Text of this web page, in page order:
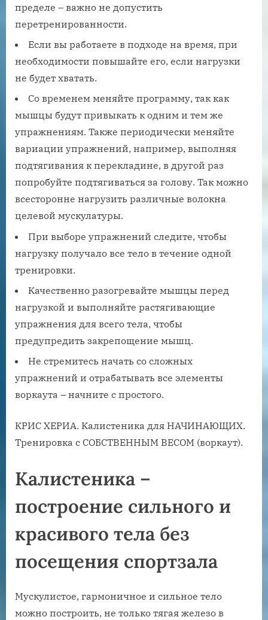
пределе – важно не допустить
перетренированности.
Если вы работаете в подходе на время, при
необходимости повышайте его, если нагрузки
не будет хватать.
Со временем меняйте программу, так как
мышцы будут привыкать к одним и тем же
упражнениям. Также периодически меняйте
вариации упражнений, например, выполняя
подтягивания к перекладине, в другой раз
попробуйте подтягиваться за голову. Так можно
всесторонне нагрузить различные волокна
целевой мускулатуры.
При выборе упражнений следите, чтобы
нагрузку получало все тело в течение одной
тренировки.
Качественно разогревайте мышцы перед
нагрузкой и выполняйте растягивающие
упражнения для всего тела, чтобы
предупредить закрепощение мышц.
Не стремитесь начать со сложных
упражнений и отрабатывать все элементы
воркаута – начните с простого.
КРИС ХЕРИА. Калистеника для НАЧИНАЮЩИХ.
Тренировка с СОБСТВЕННЫМ ВЕСОМ (воркаут).
Калистеника –
построение сильного и
красивого тела без
посещения спортзала
Мускулистое, гармоничное и сильное тело
можно построить, не только тягая железо в